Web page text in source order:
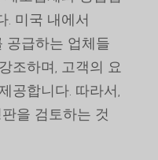
. 미국 내에서
공급하는 업체들
조하며, 고객의 요
공합니다. 따라서,
을 검토하는 것